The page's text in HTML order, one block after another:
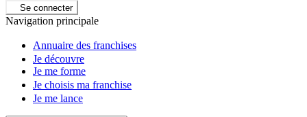
Se connecter
Navigation principale
Annuaire des franchises
Je découvre
Je me forme
Je choisis ma franchise
Je me lance